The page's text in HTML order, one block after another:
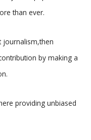
than ever.
journalism,then
by making a
providing unbiased